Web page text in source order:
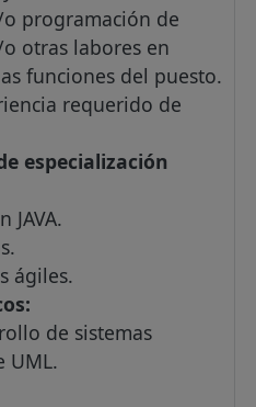
programación de
otras labores en
funciones del puesto.
requerido de
especialización
JAVA.
ágiles.
de sistemas
UML.